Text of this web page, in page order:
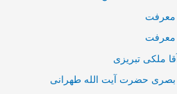
معرفت
معرفت
ملکی تبریزی
بصری حضرت آیت الله طهرانی